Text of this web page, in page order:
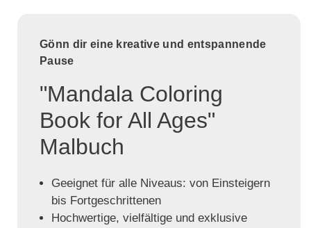
Gönn dir eine kreative und entspannende
Pause
"Mandala Coloring
Book for All Ages"
Malbuch
Geeignet für alle Niveaus: von Einsteigern
bis Fortgeschrittenen
Hochwertige, vielfältige und exklusive